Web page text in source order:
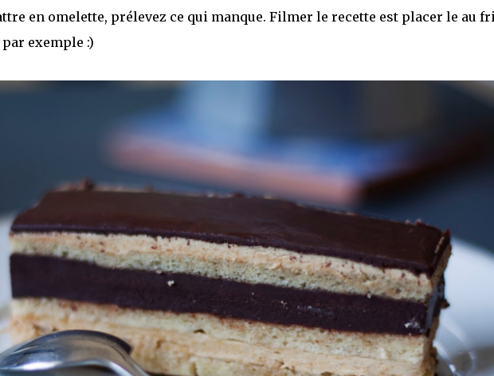
en omelette, prélevez ce qui manque. Filmer le recette est placer le au
exemple :)